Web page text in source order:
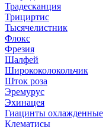
Традесканция
Трициртис
Тысячелистник
Флокс
Фрезия
Шалфей
Ширококолокольчик
Шток роза
Эремурус
Эхинацея
Гиацинты охлажденные
Клематисы